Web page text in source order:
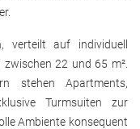
auf individuell
22 und 65 m².
stehen Apartments,
Turmsuiten zur
Ambiente konsequent